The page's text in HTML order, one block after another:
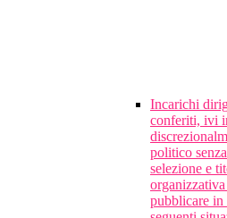
Incarichi
conferiti, ivi
politico
selezione e
pubblicare in